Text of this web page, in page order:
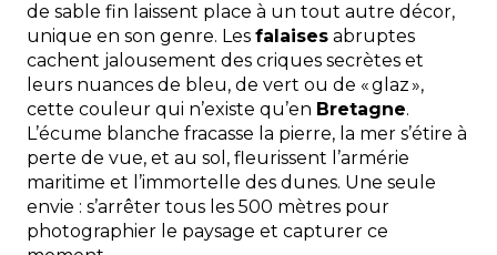
de sable fin laissent place à un tout autre décor,
unique en son genre. Les falaises abruptes
cachent jalousement des criques secrètes et
leurs nuances de bleu, de vert ou de « glaz »,
cette couleur qui n’existe qu’en Bretagne.
L’écume blanche fracasse la pierre, la mer s’étire à
perte de vue, et au sol, fleurissent l’armérie
maritime et l’immortelle des dunes. Une seule
envie : s’arrêter tous les 500 mètres pour
photographier le paysage et capturer ce